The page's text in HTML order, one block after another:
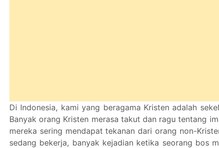
Di Indonesia, kami yang beragama Kristen adalah
Banyak orang Kristen merasa takut dan ragu tentang
mereka sering mendapat tekanan dari orang non-
sedang bekerja, banyak kejadian ketika seorang bos